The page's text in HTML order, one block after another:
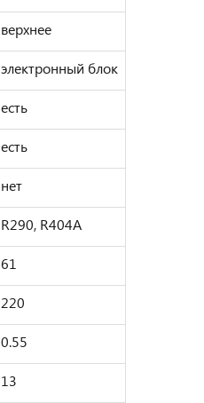
верхнее
электронный блок
есть
есть
нет
R290, R404A
61
220
0.55
13